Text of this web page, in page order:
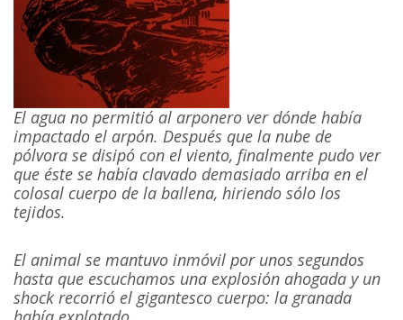
El agua no permitió al arponero ver dónde había
impactado el arpón. Después que la nube de
pólvora se disipó con el viento, finalmente pudo ver
que éste se había clavado demasiado arriba en el
colosal cuerpo de la ballena, hiriendo sólo los
tejidos.
El animal se mantuvo inmóvil por unos segundos
hasta que escuchamos una explosión ahogada y un
shock recorrió el gigantesco cuerpo: la granada